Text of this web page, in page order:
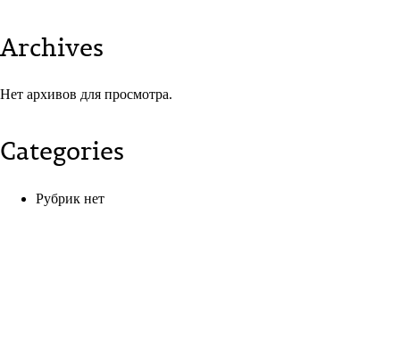
Archives
Нет архивов для просмотра.
Categories
Рубрик нет